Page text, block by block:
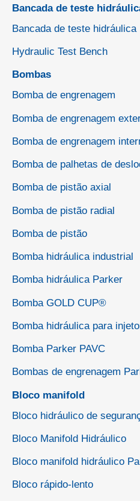
Bancada de teste
Bancada de teste hidráulica
Hydraulic Test Bench
Bombas
Bomba de engrenagem
Bomba de engrenagem
Bomba de engrenagem
Bomba de palhetas de
Bomba de pistão axial
Bomba de pistão radial
Bomba de pistão
Bomba hidráulica industrial
Bomba hidráulica Parker
Bomba GOLD CUP®
Bomba hidráulica para
Bomba Parker PAVC
Bombas de engrenagem
Bloco manifold
Bloco hidráulico de
Bloco Manifold Hidráulico
Bloco manifold hidráulico
Bloco rápido-lento